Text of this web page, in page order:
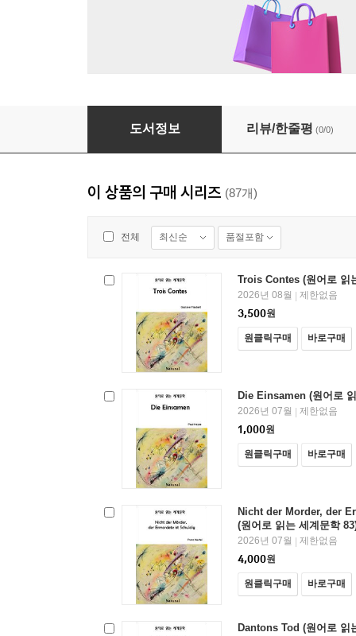
Unterm Birnbaum (원어로 읽는 세계문학 76)
도서정보 리뷰/한줄평 (0/0)
이 상품의 구매 시리즈 (87개)
전체 최신순 품절포함
Trois Contes (원어로 읽
2026년 08월 | 제한없음
3,500원
원클릭구매 바로구매
Die Einsamen (원어로
2026년 07월 | 제한없음
1,000원
원클릭구매 바로구매
Nicht der Morder, der
(원어로 읽는 세계문학
2026년 07월 | 제한없음
4,000원
원클릭구매 바로구매
Dantons Tod (원어로 읽